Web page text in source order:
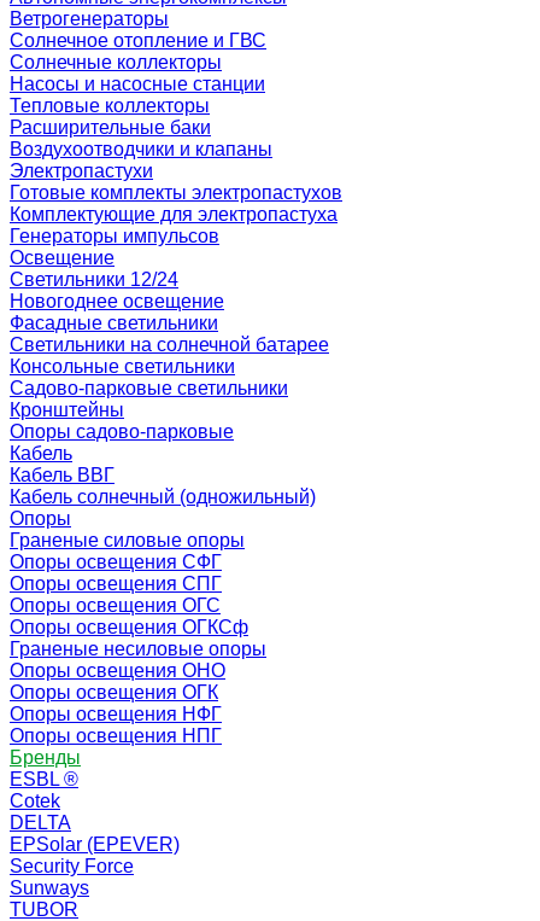
Ветрогенераторы
Солнечное отопление и ГВС
Солнечные коллекторы
Насосы и насосные станции
Тепловые коллекторы
Расширительные баки
Воздухоотводчики и клапаны
Электропастухи
Готовые комплекты электропастухов
Комплектующие для электропастуха
Генераторы импульсов
Освещение
Светильники 12/24
Новогоднее освещение
Фасадные светильники
Светильники на солнечной батарее
Консольные светильники
Садово-парковые светильники
Кронштейны
Опоры садово-парковые
Кабель
Кабель ВВГ
Кабель солнечный (одножильный)
Опоры
Граненые силовые опоры
Опоры освещения СФГ
Опоры освещения СПГ
Опоры освещения ОГС
Опоры освещения ОГКСф
Граненые несиловые опоры
Опоры освещения ОНО
Опоры освещения ОГК
Опоры освещения НФГ
Опоры освещения НПГ
Бренды
ESBL ®
Cotek
DELTA
EPSolar (EPEVER)
Security Force
Sunways
TUBOR